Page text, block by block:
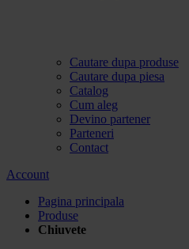
Cautare dupa produse
Cautare dupa piesa
Catalog
Cum aleg
Devino partener
Parteneri
Contact
Account
Pagina principala
Produse
Chiuvete